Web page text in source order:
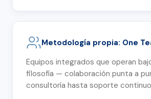
Metodología propia: One
Equipos integrados que operan
filosofía — colaboración punta a
consultoría hasta soporte